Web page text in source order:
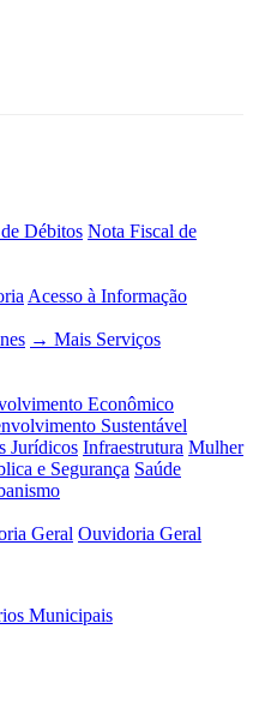
Débitos Nota Fiscal de
Acesso à Informação
→ Mais Serviços
Econômico
Sustentável
Jurídicos Infraestrutura Mulher
e Segurança Saúde
Geral Ouvidoria Geral
Municipais